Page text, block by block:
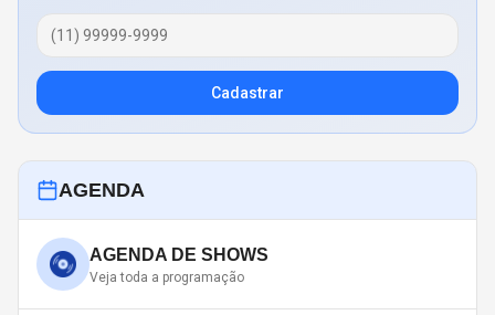
Cadastrar
AGENDA
AGENDA DE SHOWS
Veja toda a programação